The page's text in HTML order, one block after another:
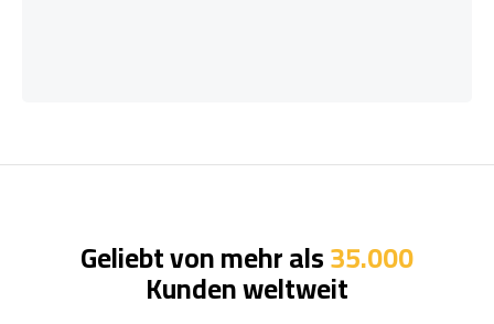
Geliebt von mehr als35.000
Kunden weltweit